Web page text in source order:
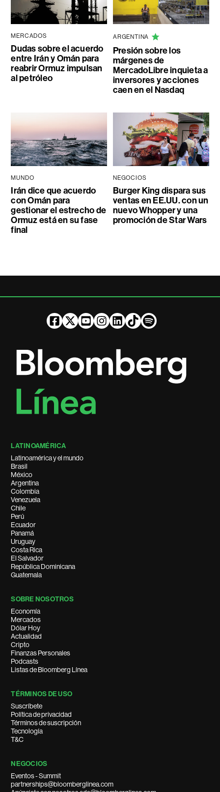
MERCADOS
Dudas sobre el acuerdo
entre Irán y Omán para
reabrir Ormuz impulsan
al petróleo
ARGENTINA
Presión sobre los
márgenes de
MercadoLibre inquieta a
inversores y acciones
caen en el Nasdaq
MUNDO
Irán dice que acuerdo
con Omán para
gestionar el estrecho de
Ormuz está en su fase
final
NEGOCIOS
Burger King dispara sus
ventas en EE.UU. con un
nuevo Whopper y una
promoción de Star Wars
LATINOAMÉRICA
Latinoamérica y el mundo
Brasil
México
Argentina
Colombia
Venezuela
Chile
Perú
Ecuador
Panamá
Uruguay
Costa Rica
El Salvador
República Dominicana
Guatemala
SOBRE NOSOTROS
Economía
Mercados
Dólar Hoy
Actualidad
Cripto
Finanzas Personales
Podcasts
Listas de Bloomberg Línea
TÉRMINOS DE USO
Suscríbete
Política de privacidad
Términos de suscripción
Tecnología
T&C
NEGOCIOS
Eventos - Summit
partnerships@bloomberglinea.com